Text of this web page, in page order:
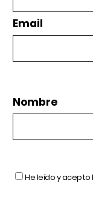
Email
Nombre
He leído y acepto